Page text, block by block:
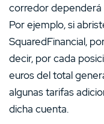
corredor
Por ejemplo, si
SquaredFinancial,
decir, por cada
euros del total
algunas tarifas
dicha cuenta.